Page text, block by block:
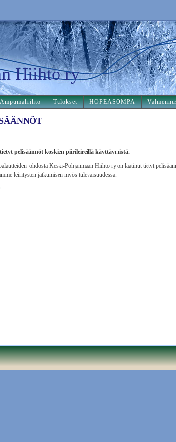
Hiihto ry
Ampumahiihto Tulokset HOPEASOMPA
pelisäännöt koskien piirileireillä käyttäymistä.
johdosta Keski-Pohjanmaan Hiihto ry on laatinut tietyt
leiritysten jatkumisen myös tulevaisuudessa.